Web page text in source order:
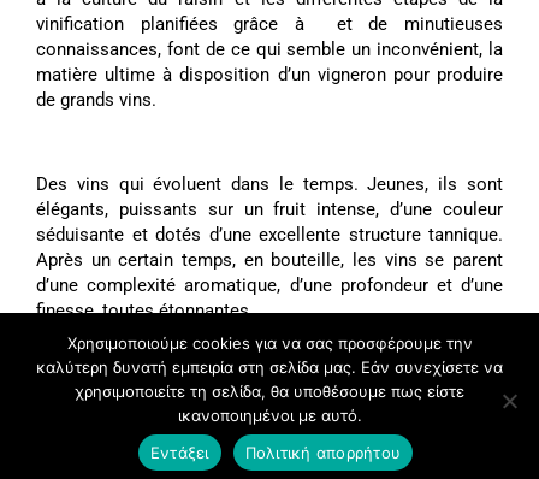
vinification planifiées grâce à et de minutieuses
connaissances, font de ce qui semble un inconvénient, la
matière ultime à disposition d’un vigneron pour produire
de grands vins.
Des vins qui évoluent dans le temps. Jeunes, ils sont
élégants, puissants sur un fruit intense, d’une couleur
séduisante et dotés d’une excellente structure tannique.
Après un certain temps, en bouteille, les vins se parent
d’une complexité aromatique, d’une profondeur et d’une
finesse, toutes étonnantes.
Χρησιμοποιούμε cookies για να σας προσφέρουμε την
καλύτερη δυνατή εμπειρία στη σελίδα μας. Εάν συνεχίσετε να
χρησιμοποιείτε τη σελίδα, θα υποθέσουμε πως είστε
ικανοποιημένοι με αυτό.
Εντάξει
Πολιτική απορρήτου